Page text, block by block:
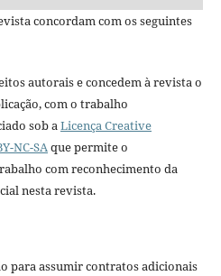
concordam com os seguintes
autorais e concedem à revista o
com o trabalho
sob aLicença Creative
NC-SAque permite o
com reconhecimento da
nesta revista.
para assumir contratos adicionais